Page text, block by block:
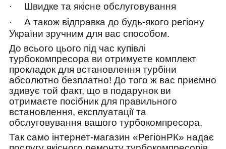
·
Швидке та якісне обслуговування
·
А також відправка до будь-якого регіону
України зручним для вас способом.
До всього цього під час купівлі
турбокомпресора ви отримуєте комплект
прокладок для встановлення турбіни
абсолютно безплатно! До того ж вас приємно
здивує той факт, що в подарунок ви
отримаєте посібник для правильного
встановлення, експлуатації та
обслуговування вашого турбокомпресора.
Так само інтернет-магазин «РегіонРК» надає